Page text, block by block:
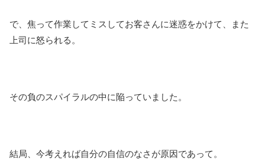
で、焦って作業してミスしてお客さんに迷惑をかけて、また
上司に怒られる。
その負のスパイラルの中に陥っていました。
結局、今考えれば自分の自信のなさが原因であって。